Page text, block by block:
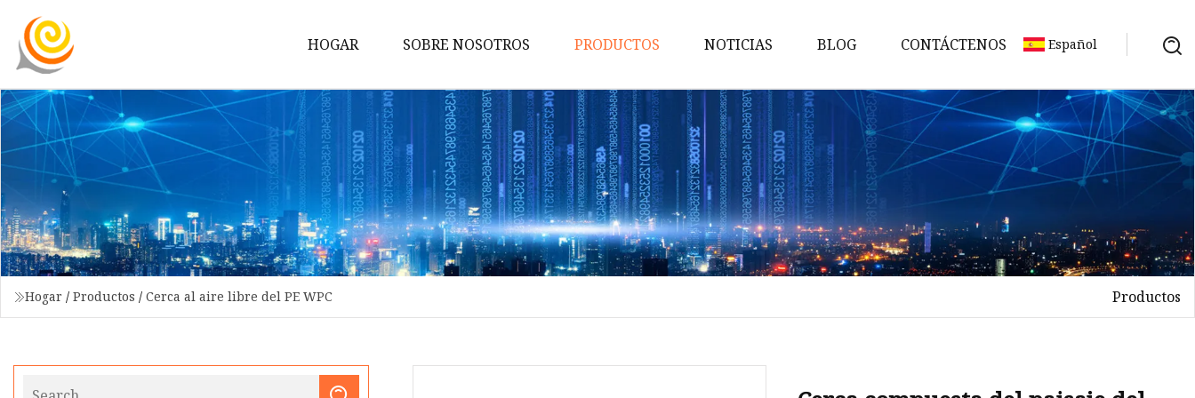
HOGAR SOBRE NOSOTROS PRODUCTOS
WPC para interiores
Panel de pared WPC
Tubo de techo WPC
Tubo de WPC
Tablero de pared UV
PE WPC al aire libre
Cerca al aire libre del PE WPC
NOTICIAS BLOG CONTÁCTENOS Español
Hogar / Productos / Cerca al aire libre del PE WPC Productos